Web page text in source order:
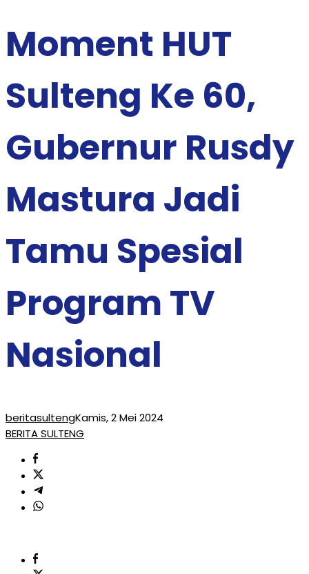
Moment HUT
Sulteng Ke 60,
Gubernur Rusdy
Mastura Jadi
Tamu Spesial
Program TV
Nasional
beritasultengKamis, 2 Mei 2024
BERITA SULTENG